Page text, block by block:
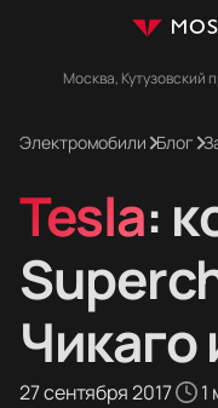
Москва, Кутузовский
Электромобили Блог
Tesla:
Чикаго
27 сентября 2017 1